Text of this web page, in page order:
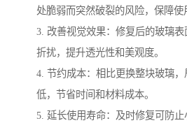
处脆弱而突然破裂的风险，保障使
3. 改善视觉效果：修复后的玻璃
折扰，提升透光性和美观度。
4. 节约成本：相比更换整块玻璃
低，节省时间和材料成本。
5. 延长使用寿命：及时修复可防